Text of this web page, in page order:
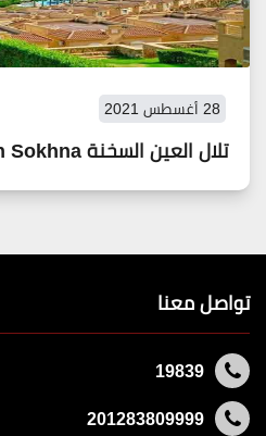
28 أغسطس 2021
تلال العين السخنة Telal Ain Sokhna
تواصل معنا
19839
201283809999